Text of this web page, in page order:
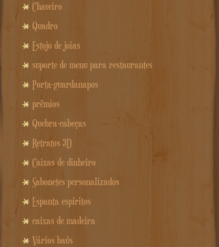
Chaveiro
Quadro
Estojo de joias
suporte de menu para restaurantes
Porta-guardanapos
prêmios
Quebra-cabeças
Retratos 3D
Caixas de dinheiro
Sabonetes personalizados
Espanta espíritos
caixas de madeira
Vários baús